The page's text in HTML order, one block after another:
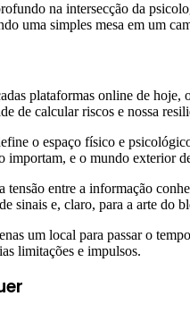
na intersecção da
uma simples mesa em um
plataformas online de
de calcular riscos e nossa
o espaço físico e
importam, e o mundo exterior
entre a informação
sinais e, claro, para a arte do
um local para passar o
limitações e impulsos.